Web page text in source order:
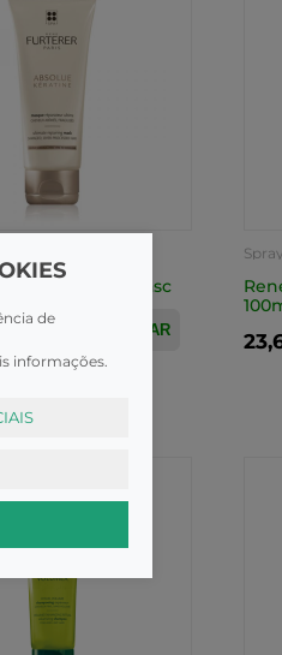
Abs Kerat Masc
COMPRAR
de
informações.